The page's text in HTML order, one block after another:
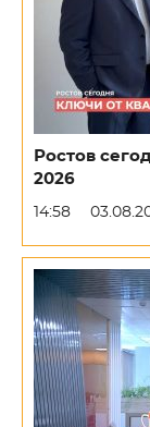
Ростов
2026
14:58